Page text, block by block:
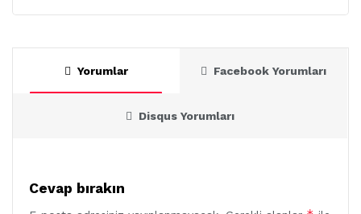
Yorumlar Facebook Yorumları
Disqus Yorumları
Cevap bırakın